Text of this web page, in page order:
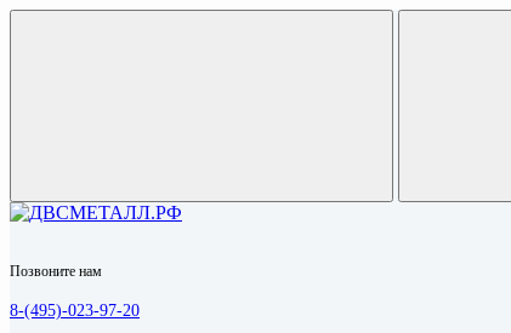
Позвоните нам
8-(495)-023-97-20